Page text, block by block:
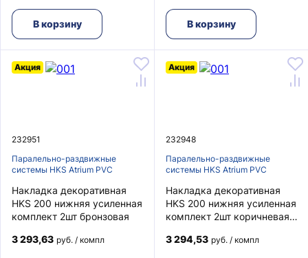
В корзину В корзину
232951
Паралельно-раздвижные
системы HKS Atrium PVC
Акция
Накладка декоративная
HKS 200 нижняя усиленная
комплект 2шт бронзовая
3 293,63 руб. / компл
232948
Паралельно-раздвижные
системы HKS Atrium PVC
Акция
Накладка декоративная
HKS 200 нижняя усиленная
комплект 2шт коричневая
3 294,53 руб. / компл